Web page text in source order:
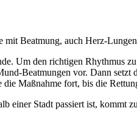
mit Beatmung, auch Herz-
Um den richtigen Rhythmus
Beatmungen vor. Dann
Maßnahme fort, bis die
einer Stadt passiert ist,